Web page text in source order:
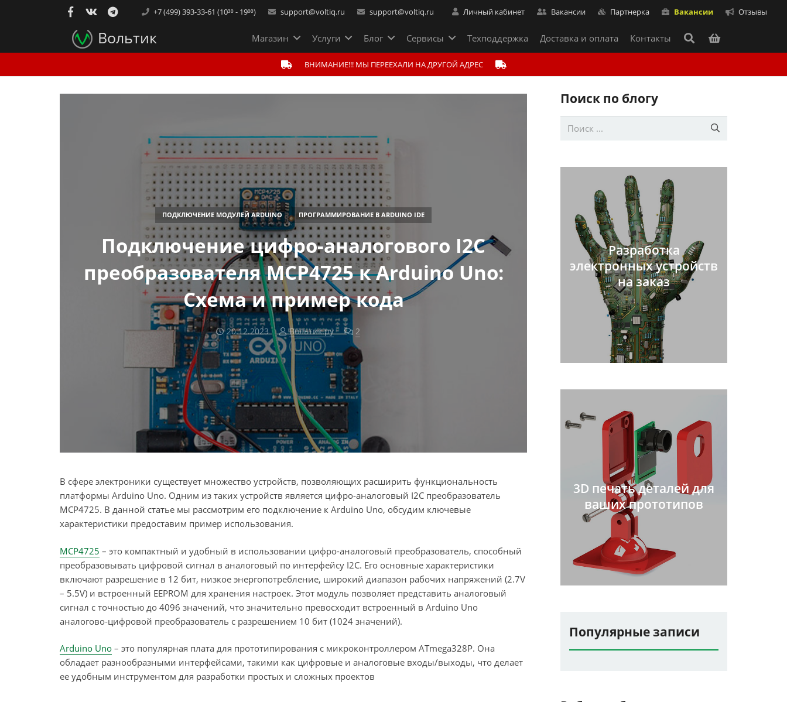
+7 (499) 393-33-61 (10³⁰ - 19⁰⁰) support@voltiq.ru support@voltiq.ru Личный кабинет Вакансии Партнерка Вакансии Отзывы
Вольтик Магазин Услуги Блог Сервисы Техподдержка Доставка и оплата Контакты
ВНИМАНИЕ!!! МЫ ПЕРЕЕХАЛИ НА ДРУГОЙ АДРЕС
Подключение цифро-аналогового I2C
преобразователя MCP4725 к Arduino Uno:
Схема и пример кода
20.12.2023 Вольтик.ру
ПОДКЛЮЧЕНИЕ МОДУЛЕЙ ARDUINO ПРОГРАММИРОВАНИЕ В ARDUINO IDE
2
В сфере электроники существует множество устройств, позволяющих расширить функциональность
платформы Arduino Uno. Одним из таких устройств является цифро-аналоговый I2C преобразователь
MCP4725. В данной статье мы рассмотрим его подключение к Arduino Uno, обсудим ключевые
характеристики предоставим пример использования.
MCP4725 – это компактный и удобный в использовании цифро-аналоговый преобразователь, способный
преобразовывать цифровой сигнал в аналоговый по интерфейсу I2C. Его основные характеристики
включают разрешение в 12 бит, низкое энергопотребление, широкий диапазон рабочих напряжений (2.7V
– 5.5V) и встроенный EEPROM для хранения настроек. Этот модуль позволяет представить аналоговый
сигнал с точностью до 4096 значений, что значительно превосходит встроенный в Arduino Uno
аналогово-цифровой преобразователь с разрешением 10 бит (1024 значений).
Arduino Uno – это популярная плата для прототипирования с микроконтроллером ATmega328P. Она
обладает разнообразными интерфейсами, такими как цифровые и аналоговые входы/выходы, что делает
ее удобным инструментом для разработки простых и сложных проектов
Поиск по блогу
Разработка
электронных устройств
на заказ
3D печать деталей для
ваших прототипов
Популярные записи